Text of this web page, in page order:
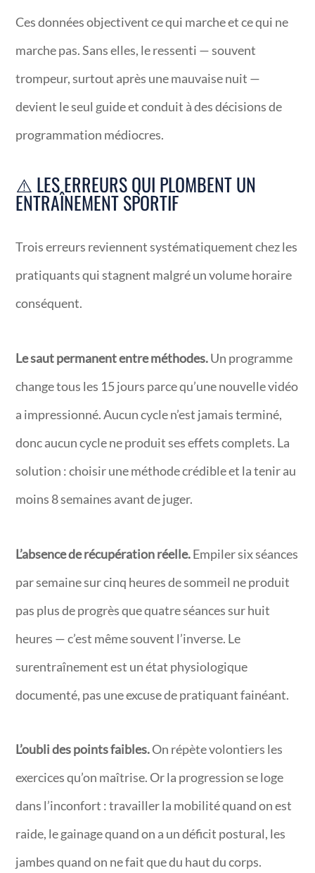
Ces données objectivent ce qui marche et ce qui ne
marche pas. Sans elles, le ressenti — souvent
trompeur, surtout après une mauvaise nuit —
devient le seul guide et conduit à des décisions de
programmation médiocres.
⚠️ LES ERREURS QUI PLOMBENT UN
ENTRAÎNEMENT SPORTIF
Trois erreurs reviennent systématiquement chez les
pratiquants qui stagnent malgré un volume horaire
conséquent.
Le saut permanent entre méthodes.Un programme
change tous les 15 jours parce qu’une nouvelle vidéo
a impressionné. Aucun cycle n’est jamais terminé,
donc aucun cycle ne produit ses effets complets. La
solution : choisir une méthode crédible et la tenir au
moins 8 semaines avant de juger.
L’absence de récupération réelle.Empiler six séances
par semaine sur cinq heures de sommeil ne produit
pas plus de progrès que quatre séances sur huit
heures — c’est même souvent l’inverse. Le
surentraînement est un état physiologique
documenté, pas une excuse de pratiquant fainéant.
L’oubli des points faibles.On répète volontiers les
exercices qu’on maîtrise. Or la progression se loge
dans l’inconfort : travailler la mobilité quand on est
raide, le gainage quand on a un déficit postural, les
jambes quand on ne fait que du haut du corps.